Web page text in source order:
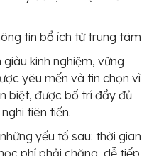
tin bổ ích từ trung tâm
kinh nghiệm, vững
yêu mến và tin chọn vì
biệt, được bố trí đầy đủ
tiên tiến.
yếu tố sau: thời gian
phí phải chăng, dễ tiếp